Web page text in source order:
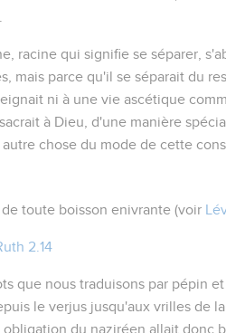
racine qui signifie se séparer,
mais parce qu'il se séparait du
ni à une vie ascétique
à Dieu, d'une manière
autre chose du mode de cette
de toute boisson enivrante (voir
2.14
que nous traduisons par pépin et
le verjus jusqu'aux vrilles de
obligation du naziréen allait donc